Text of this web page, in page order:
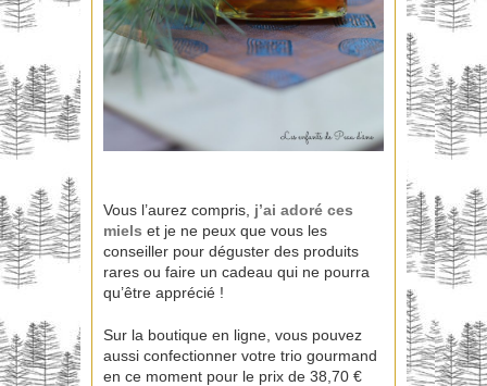
Vous l’aurez compris, j’ai adoré ces
miels et je ne peux que vous les
conseiller pour déguster des produits
rares ou faire un cadeau qui ne pourra
qu’être apprécié !
Sur la boutique en ligne, vous pouvez
aussi confectionner votre trio gourmand
en ce moment pour le prix de 38,70 €